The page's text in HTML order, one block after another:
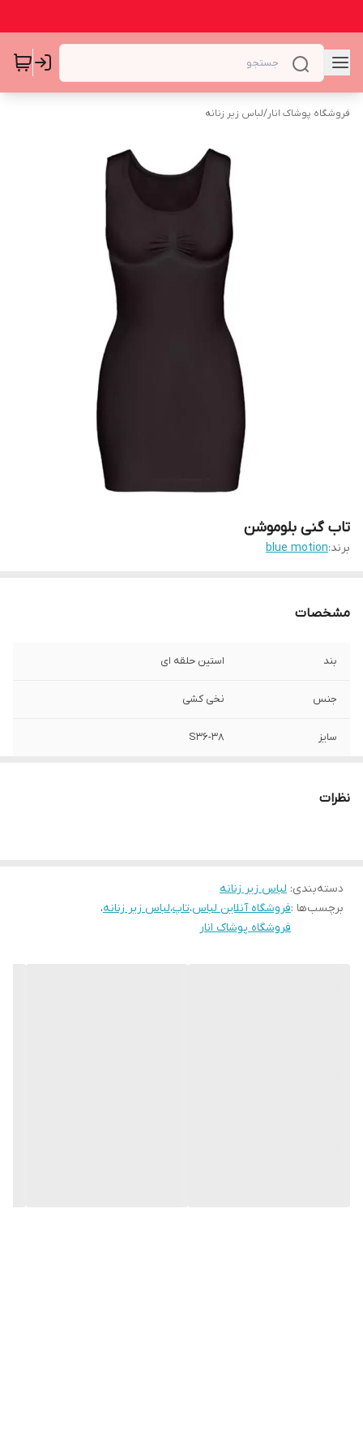
فروشگاه پوشاک انار/لباس زیر زنانه
تاب گنی بلوموشن
برند:blue motion
مشخصات
بند استین حلقه ای
جنس نخی کشی
سایز S36-38
نظرات
دسته‌بندی: لباس زیر زنانه
برچسب‌ها :فروشگاه آنلاین لباس،تاپ،لباس زیر زنانه،
فروشگاه پوشاک انار